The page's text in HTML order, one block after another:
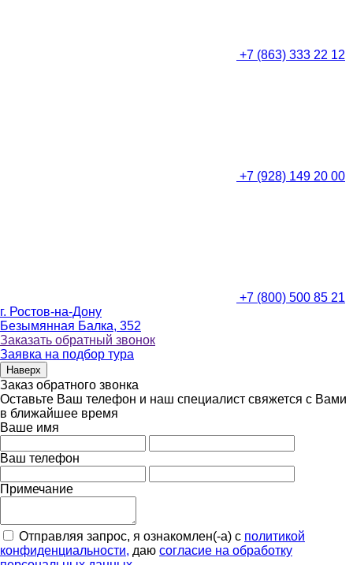
+7 (863) 333 22 12
+7 (928) 149 20 00
+7 (800) 500 85 21
г. Ростов-на-Дону
Безымянная Балка, 352
Заказать обратный звонок
Заявка на подбор тура
Наверх
Заказ обратного звонка
Оставьте Ваш телефон и наш специалист свяжется с Вами
в ближайшее время
Ваше имя
Ваш телефон
Примечание
Отправляя запрос, я ознакомлен(-а) с политикой
конфиденциальности, даю согласие на обработку